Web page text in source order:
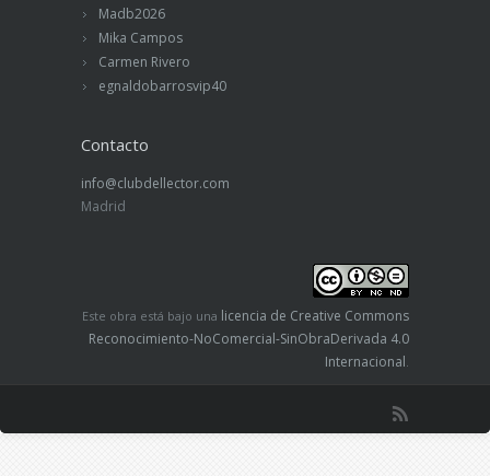
Madb2026
Mika Campos
Carmen Rivero
egnaldobarrosvip40
Contacto
info@clubdellector.com
Madrid
Este obra está bajo una licencia de Creative Commons
Reconocimiento-NoComercial-SinObraDerivada 4.0
Internacional